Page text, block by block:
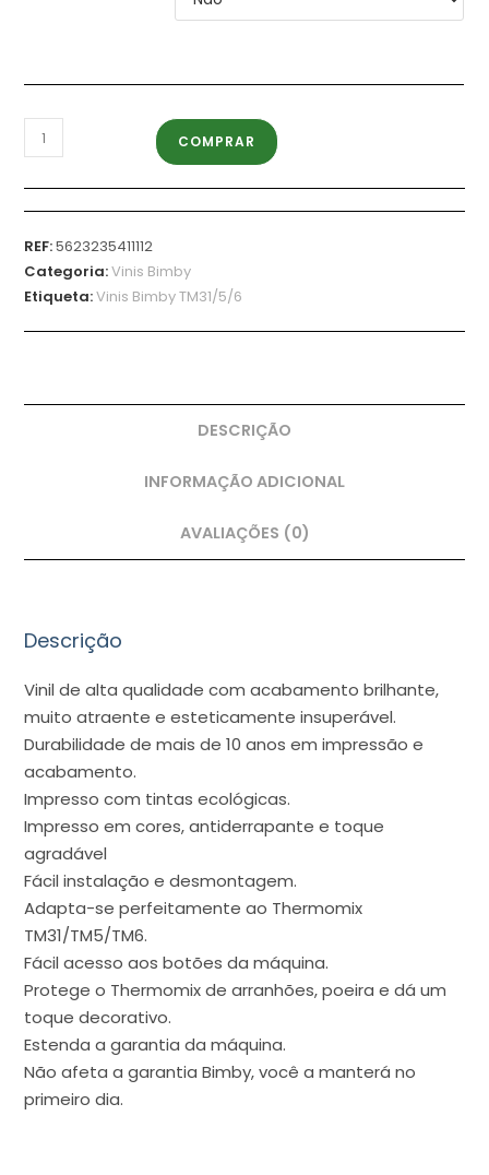
COMPRAR
REF:5623235411112
Categoria:Vinis Bimby
Etiqueta:Vinis Bimby TM31/5/6
DESCRIÇÃO
INFORMAÇÃO ADICIONAL
AVALIAÇÕES (0)
Descrição
Vinil de alta qualidade com acabamento brilhante,
muito atraente e esteticamente insuperável.
Durabilidade de mais de 10 anos em impressão e
acabamento.
Impresso com tintas ecológicas.
Impresso em cores, antiderrapante e toque
agradável
Fácil instalação e desmontagem.
Adapta-se perfeitamente ao Thermomix
TM31/TM5/TM6.
Fácil acesso aos botões da máquina.
Protege o Thermomix de arranhões, poeira e dá um
toque decorativo.
Estenda a garantia da máquina.
Não afeta a garantia Bimby, você a manterá no
primeiro dia.